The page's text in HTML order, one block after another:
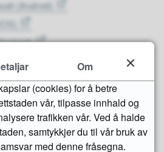
(Android)
Om
(cookies) for å betre
vår, tilpasse innhald og
trafikken vår. Ved å halde
samtykkjer du til vår bruk av
med denne fråsegna.